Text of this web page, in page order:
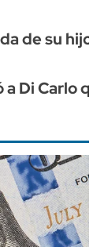
de su
Di Carlo